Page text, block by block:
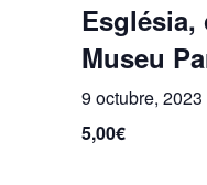
Església,
Museu
9 octubre,
5,00€